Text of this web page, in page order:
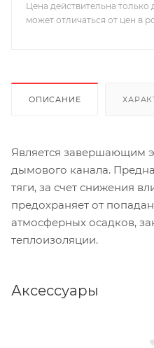
Цена действительна только
может отличаться от цен в
ОПИСАНИЕ
Является завершающим
дымового канала.
тяги, за счет снижения
предохраняет от
атмосферных осадков,
теплоизоляции.
Аксессуары